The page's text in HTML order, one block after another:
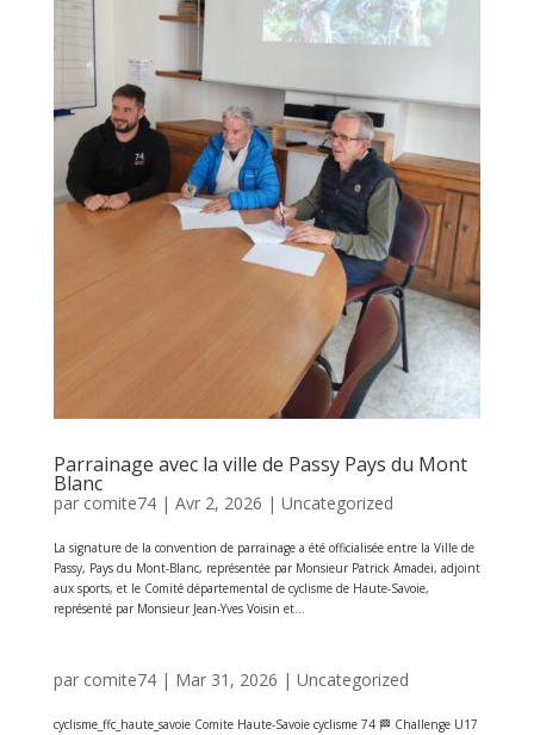
Parrainage avec la ville de Passy Pays du Mont
Blanc
par comite74| Avr 2, 2026 | Uncategorized
La signature de la convention de parrainage a été officialisée entre la Ville de
Passy, Pays du Mont-Blanc, représentée par Monsieur Patrick Amadei, adjoint
aux sports, et le Comité départemental de cyclisme de Haute-Savoie,
représenté par Monsieur Jean-Yves Voisin et...
par comite74| Mar 31, 2026 | Uncategorized
cyclisme_ffc_haute_savoie Comite Haute-Savoie cyclisme 74 🏁 Challenge U17